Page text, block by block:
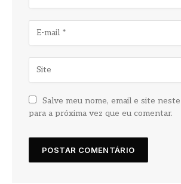
Salve meu nome, email e site
para a próxima vez que eu comentar.